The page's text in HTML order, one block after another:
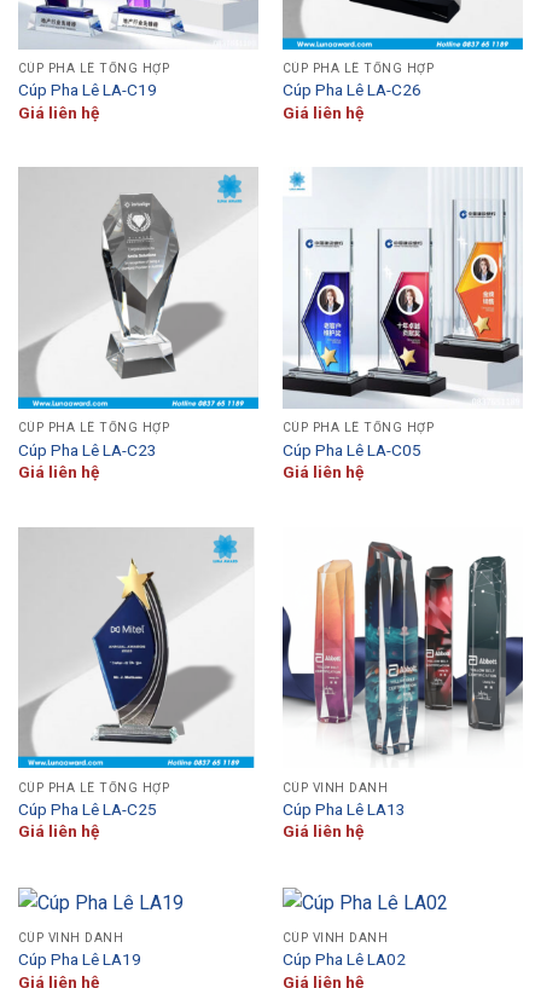
CÚP PHA LÊ TỔNG HỢP
Cúp Pha Lê LA-C19
Giá liên hệ
CÚP PHA LÊ TỔNG HỢP
Cúp Pha Lê LA-C26
Giá liên hệ
CÚP PHA LÊ TỔNG HỢP
Cúp Pha Lê LA-C23
Giá liên hệ
CÚP PHA LÊ TỔNG HỢP
Cúp Pha Lê LA-C05
Giá liên hệ
CÚP PHA LÊ TỔNG HỢP
Cúp Pha Lê LA-C25
Giá liên hệ
CÚP VINH DANH
Cúp Pha Lê LA13
Giá liên hệ
CÚP VINH DANH
Cúp Pha Lê LA19
Giá liên hệ
CÚP VINH DANH
Cúp Pha Lê LA02
Giá liên hệ